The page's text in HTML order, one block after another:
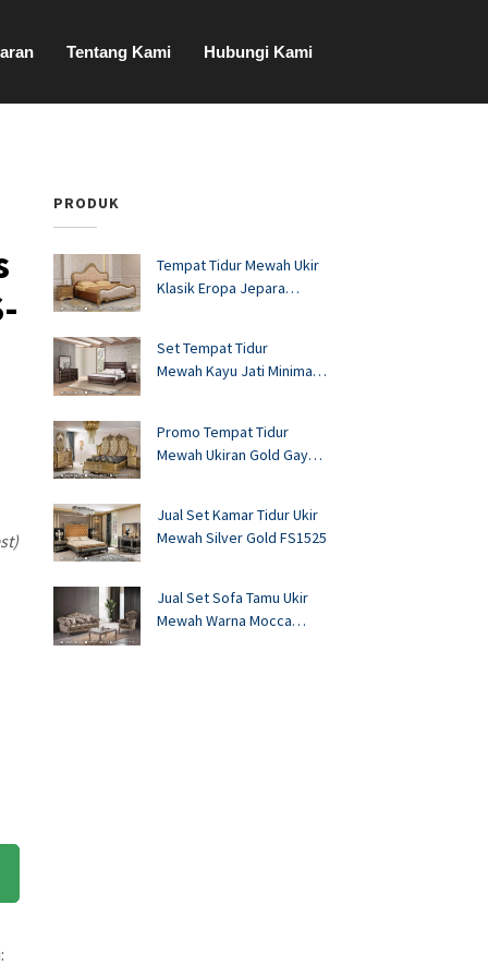
Tentang Kami Hubungi Kami
PRODUK
Tempat Tidur Mewah Ukir
Klasik Eropa Jepara
Set Tempat Tidur
Mewah Kayu Jati Minimalis
Promo Tempat Tidur
Mewah Ukiran Gold Gaya
Jual Set Kamar Tidur Ukir
Mewah Silver Gold FS1525
Jual Set Sofa Tamu Ukir
Mewah Warna Mocca